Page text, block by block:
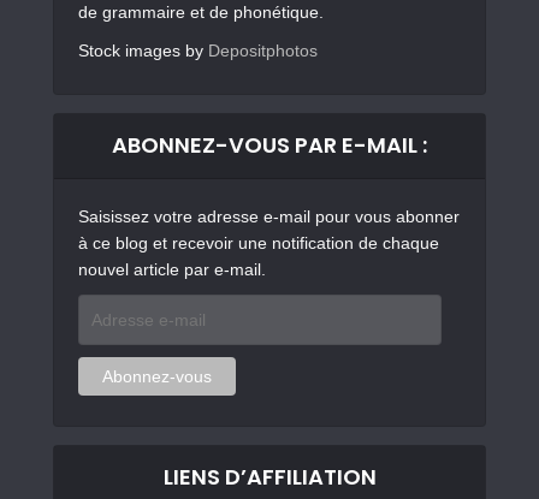
de grammaire et de phonétique.
Stock images by Depositphotos
ABONNEZ-VOUS PAR E-MAIL :
Saisissez votre adresse e-mail pour vous abonner
à ce blog et recevoir une notification de chaque
nouvel article par e-mail.
mail
Abonnez-vous
LIENS D’AFFILIATION